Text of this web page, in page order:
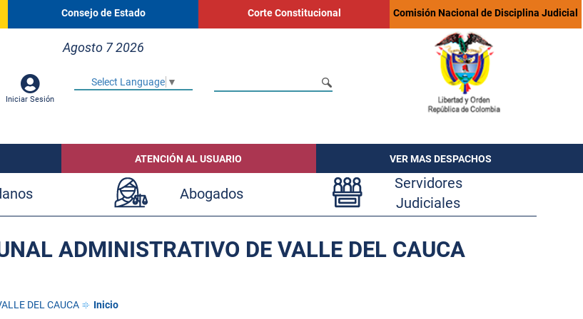
Consejo de Estado Corte Constitucional Comisión Nacional de Disciplina Judicial
Agosto 7 2026
Iniciar Sesión
Select Language ▼
ATENCIÓN AL USUARIO VER MAS DESPACHOS
Abogados
Servidores
Judiciales
ADMINISTRATIVO DE VALLE DEL CAUCA
DEL CAUCA Inicio